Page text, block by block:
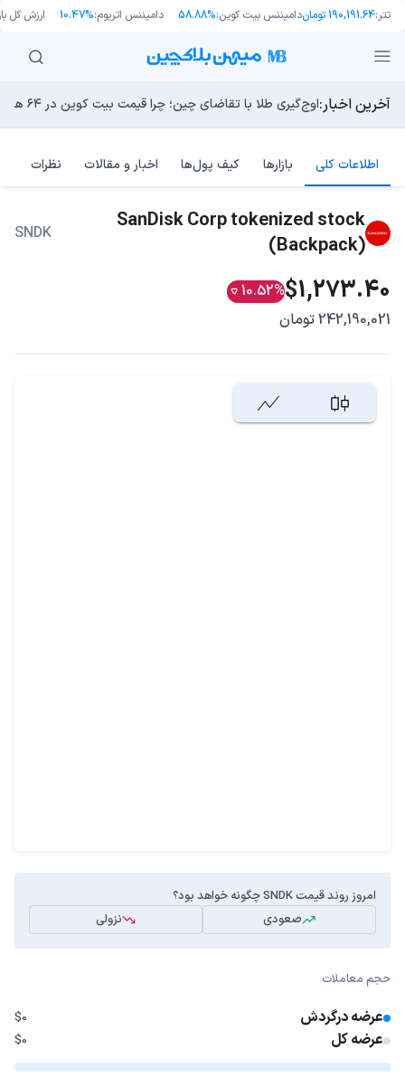
تتر:190,191.64 تومان دامیننس بیت کوین:58.88% دامیننس اتریوم:10.47% ارزش کل
آخرین اخبار:اوج‌گیری طلا با تقاضای چین؛ چرا قیمت بیت کوین در ۶۴ هزار دلار درجا می‌زند؟
بدترین نمودار برای گاوهای بیت کوین؛ آیا دوران رالی‌های
انتقال ۶۶ میلیون دلاری بیت کوین توسط مایکرواستراتژی؛ آیا فشار فروش جدیدی در راه است؟
یک نقشه راه کوانتومی، بیت‌کوین را بسیار بالاتر خواهد برد
چگونه «دارایی‌های دنیای واقعیِ جعلی» به جدیدترین جنون
اطلاعات کلی بازارها کیف پول‌ها اخبار و مقالات نظرات
SanDisk Corp tokenized stock
(Backpack)
SNDK
$1,273.40
10.52%
242,190,021 تومان
امروز روند قیمت SNDK چگونه خواهد بود؟
صعودی
نزولی
حجم معاملات
عرضه درگردش $0
عرضه کل $0